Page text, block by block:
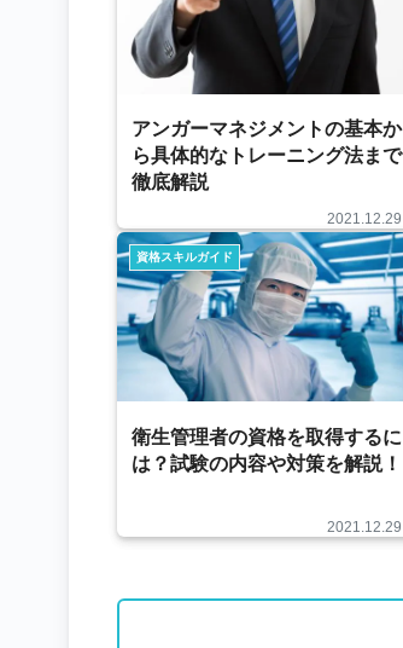
アンガーマネジメントの基本か
ら具体的なトレーニング法まで
徹底解説
2021.12.29
資格スキルガイド
衛生管理者の資格を取得するに
は？試験の内容や対策を解説！
2021.12.29